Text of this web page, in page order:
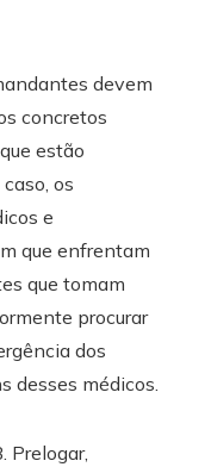
devem
concretos
estão
os
e
que enfrentam
que tomam
procurar
dos
desses médicos.
Prelogar,